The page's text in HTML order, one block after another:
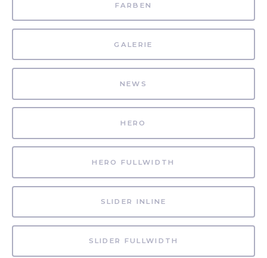
FARBEN
GALERIE
NEWS
HERO
HERO FULLWIDTH
SLIDER INLINE
SLIDER FULLWIDTH